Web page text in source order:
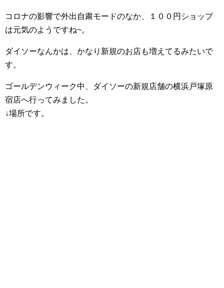
コロナの影響で外出自粛モードのなか、１００円ショップ
は元気のようですね~。
ダイソーなんかは、かなり新規のお店も増えてるみたいで
す。
ゴールデンウィーク中、ダイソーの新規店舗の横浜戸塚原
宿店へ行ってみました。
↓場所です。